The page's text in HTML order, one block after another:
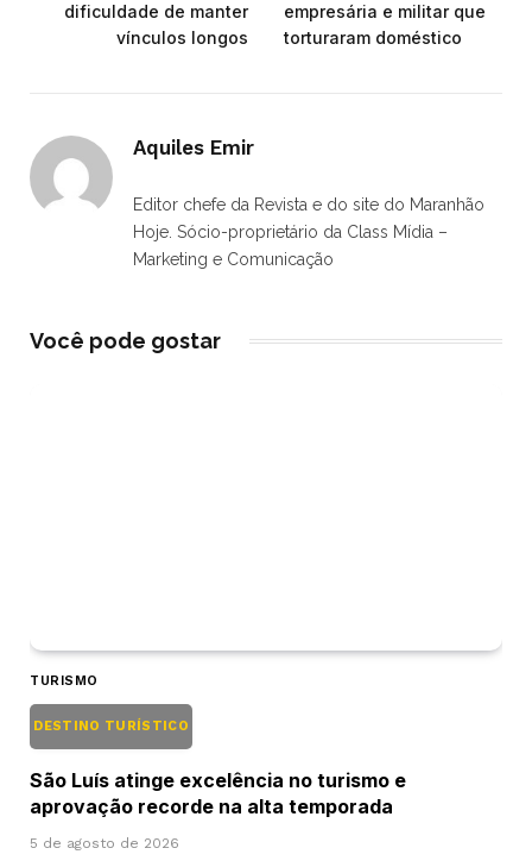
dificuldade de manter
vínculos longos
empresária e militar que
torturaram doméstico
Aquiles Emir
Editor chefe da Revista e do site do Maranhão
Hoje. Sócio-proprietário da Class Mídia –
Marketing e Comunicação
Você pode gostar
TURISMO
DESTINO TURÍSTICO
São Luís atinge excelência no turismo e
aprovação recorde na alta temporada
5 de agosto de 2026